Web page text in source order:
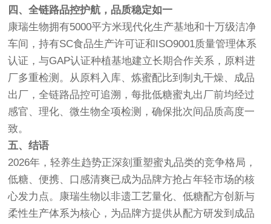
四、全链路品控护航，品质稳定如一
康瑞生物拥有5000平方米现代化生产基地和十万级洁净
车间，持有SC食品生产许可证和ISO9001质量管理体系
认证，与GAP认证种植基地建立长期合作关系，原料进
厂多重检测。从原料入库、炼蜜配比到制丸干燥、成品
出厂，全链路品控可追溯，每批低糖蜜丸出厂前均经过
感官、理化、微生物全项检测，确保批次间品质高度一
致。
五、结语
2026年，轻养生趋势正深刻重塑蜜丸品类的竞争格局，
低糖、便携、口感清爽已成为品牌方抢占年轻市场的核
心发力点。康瑞生物以非遗工艺量化、低糖配方创新与
柔性生产体系为核心，为品牌方提供从配方研发到成品